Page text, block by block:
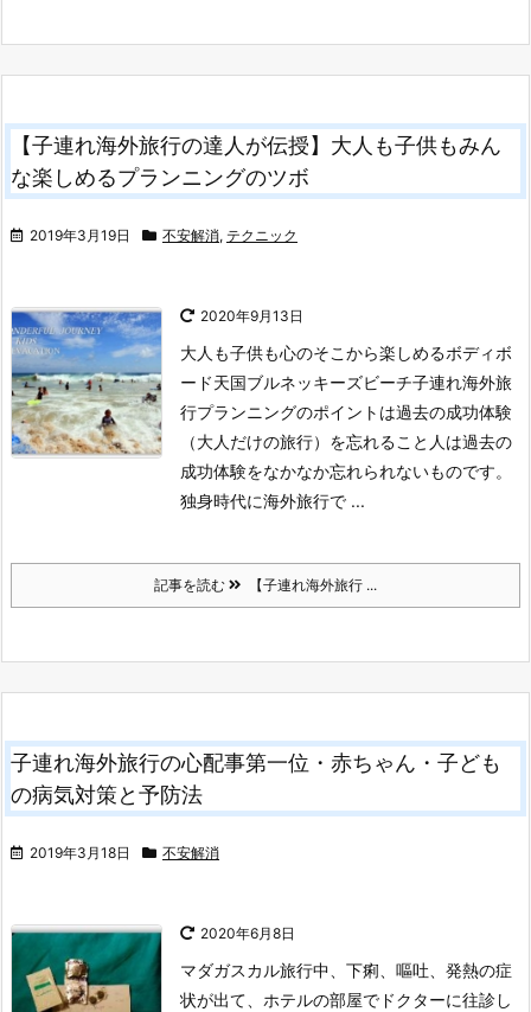
【子連れ海外旅行の達人が伝授】大人も子供もみん
な楽しめるプランニングのツボ
2019年3月19日 不安解消, テクニック
2020年9月13日
大人も子供も心のそこから楽しめるボディボ
ード天国ブルネッキーズビーチ子連れ海外旅
行プランニングのポイントは過去の成功体験
（大人だけの旅行）を忘れること 人は過去の
成功体験をなかなか忘れられないものです。
独身時代に海外旅行で ...
記事を読む 【子連れ海外旅行 ...
子連れ海外旅行の心配事第一位・赤ちゃん・子ども
の病気対策と予防法
2019年3月18日 不安解消
2020年6月8日
マダガスカル旅行中、下痢、嘔吐、発熱の症
状が出て、ホテルの部屋でドクターに往診し